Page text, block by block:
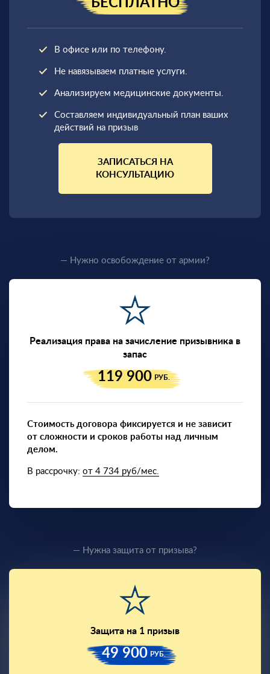
БЕСПЛАТНО
В офисе или по телефону.
Не навязываем платные услуги.
Анализируем медицинские документы.
Составляем индивидуальный план ваших
действий на призыв
ЗАПИСАТЬСЯ НА
КОНСУЛЬТАЦИЮ
— Нужно освобождение от армии?
Реализация права на зачисление призывника в
запас
119 900 РУБ.
Стоимость договора фиксируется и не зависит
от сложности и сроков работы над личным
делом.
В рассрочку: от 4 734 руб/мес.
— Нужна защита от призыва?
Защита на 1 призыв
49 900 РУБ.